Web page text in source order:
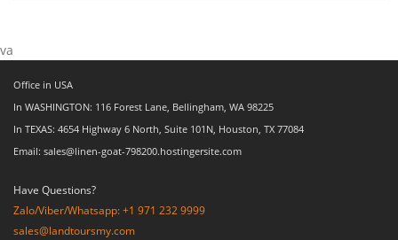
va
Office in USA
In WASHINGTON: 116 Forest Lane, Bellingham, WA 98225
In TEXAS: 4654 Highway 6 North, Suite 101N, Houston, TX 77084
Email: sales@linen-goat-798200.hostingersite.com
Have Questions?
Zalo/Viber/Whatsapp: +1 971 232 9999
sales@landtoursmy.com